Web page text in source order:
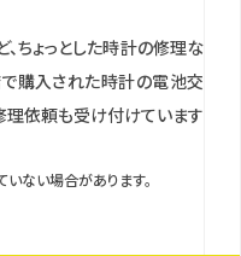
ちょっとした時計の修理な
購入された時計の電池交
理依頼も受け付けています
ない場合があります。